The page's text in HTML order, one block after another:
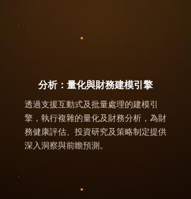
分析：量化與財務建模引擎
透過支援互動式及批量處理的建模引
擎，執行複雜的量化及財務分析，為財
務健康評估、投資研究及策略制定提供
深入洞察與前瞻預測。